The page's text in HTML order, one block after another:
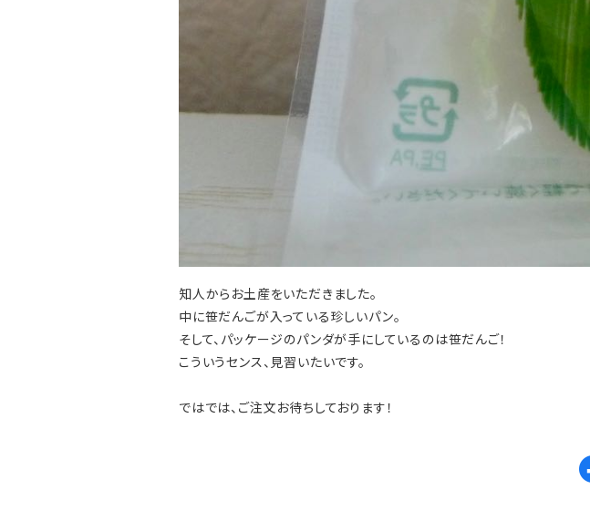
知人からお土産をいただきました。
中に笹だんごが入っている珍しいパン。
そして、パッケージのパンダが手にしているのは笹だんご！
こういうセンス、見習いたいです。
ではでは、ご注文お待ちしております！